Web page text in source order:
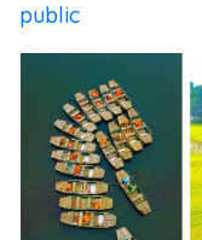
public